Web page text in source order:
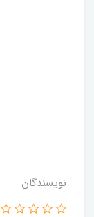
نویسندگان